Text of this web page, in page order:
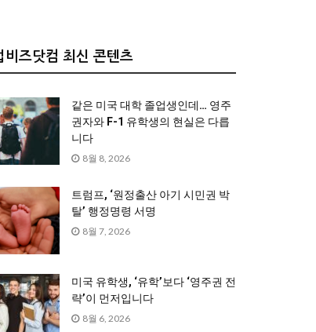
비즈닷컴 최신 콘텐츠
같은 미국 대학 졸업생인데… 영주
권자와 F-1 유학생의 현실은 다릅
니다
8월 8, 2026
트럼프, ‘원정출산 아기 시민권 박
탈’ 행정명령 서명
8월 7, 2026
미국 유학생, ‘유학’보다 ‘영주권 전
략’이 먼저입니다
8월 6, 2026